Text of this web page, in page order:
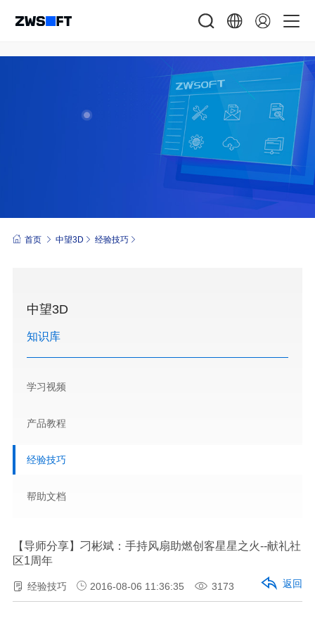
首页 中望3D 经验技巧
中望3D
知识库
学习视频
产品教程
经验技巧
帮助文档
【导师分享】刁彬斌：手持风扇助燃创客星星之火--献礼社
区1周年
经验技巧 2016-08-06 11:36:35 3173 返回